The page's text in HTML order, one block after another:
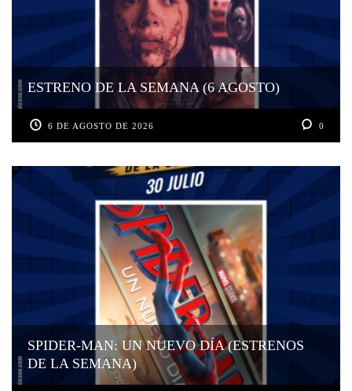
ESTRENO DE LA SEMANA (6 AGOSTO)
6 DE AGOSTO DE 2026 0
SPIDER-MAN: UN NUEVO DÍA (ESTRENOS
DE LA SEMANA)